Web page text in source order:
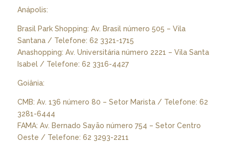
Anápolis:
Brasil Park Shopping: Av. Brasil número 505 – Vila
Santana / Telefone: 62 3321-1715
Anashopping: Av. Universitária número 2221 – Vila Santa
Isabel / Telefone: 62 3316-4427
Goiânia:
CMB: Av. 136 número 80 – Setor Marista / Telefone: 62
3281-6444
FAMA: Av. Bernado Sayão número 754 – Setor Centro
Oeste / Telefone: 62 3293-2211